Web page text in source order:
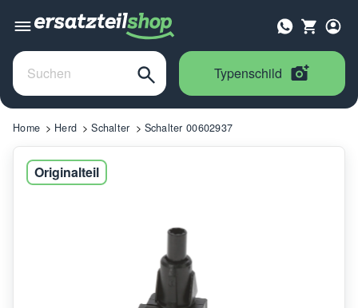
Typenschild
Home Herd Schalter Schalter 00602937
Originalteil